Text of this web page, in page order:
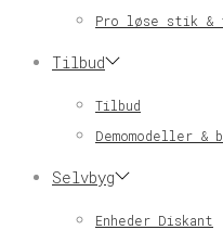
Pro løse stik &
Tilbud
Tilbud
Demomodeller &
Selvbyg
Enheder Diskant